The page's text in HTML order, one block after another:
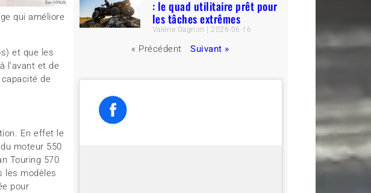
qui améliore
et que les
l’avant et de
capacité de
En effet le
moteur 550
Touring 570
les modèles
pour
: le quad utilitaire prêt pour
les tâches extrêmes
Valérie Gagnon 2026-06-16
« Précédent Suivant »